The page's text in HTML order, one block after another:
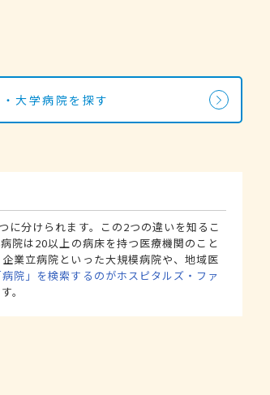
大学病院を探す
に分けられます。この2つの違いを知るこ
院は20以上の病床を持つ医療機関のこと
業立病院といった大規模病院や、地域医
病院」を検索するのがホスピタルズ・ファ
。